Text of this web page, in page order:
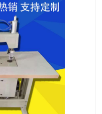
海绵产品成型机